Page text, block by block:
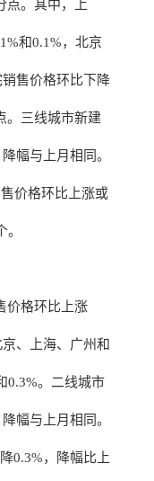
点。其中，上
和0.1%，北京
售价格环比下降
。三线城市新建
幅与上月相同。
价格环比上涨或
价格环比上涨
、上海、广州和
0.3%。二线城市
幅与上月相同。
0.3%，降幅比上